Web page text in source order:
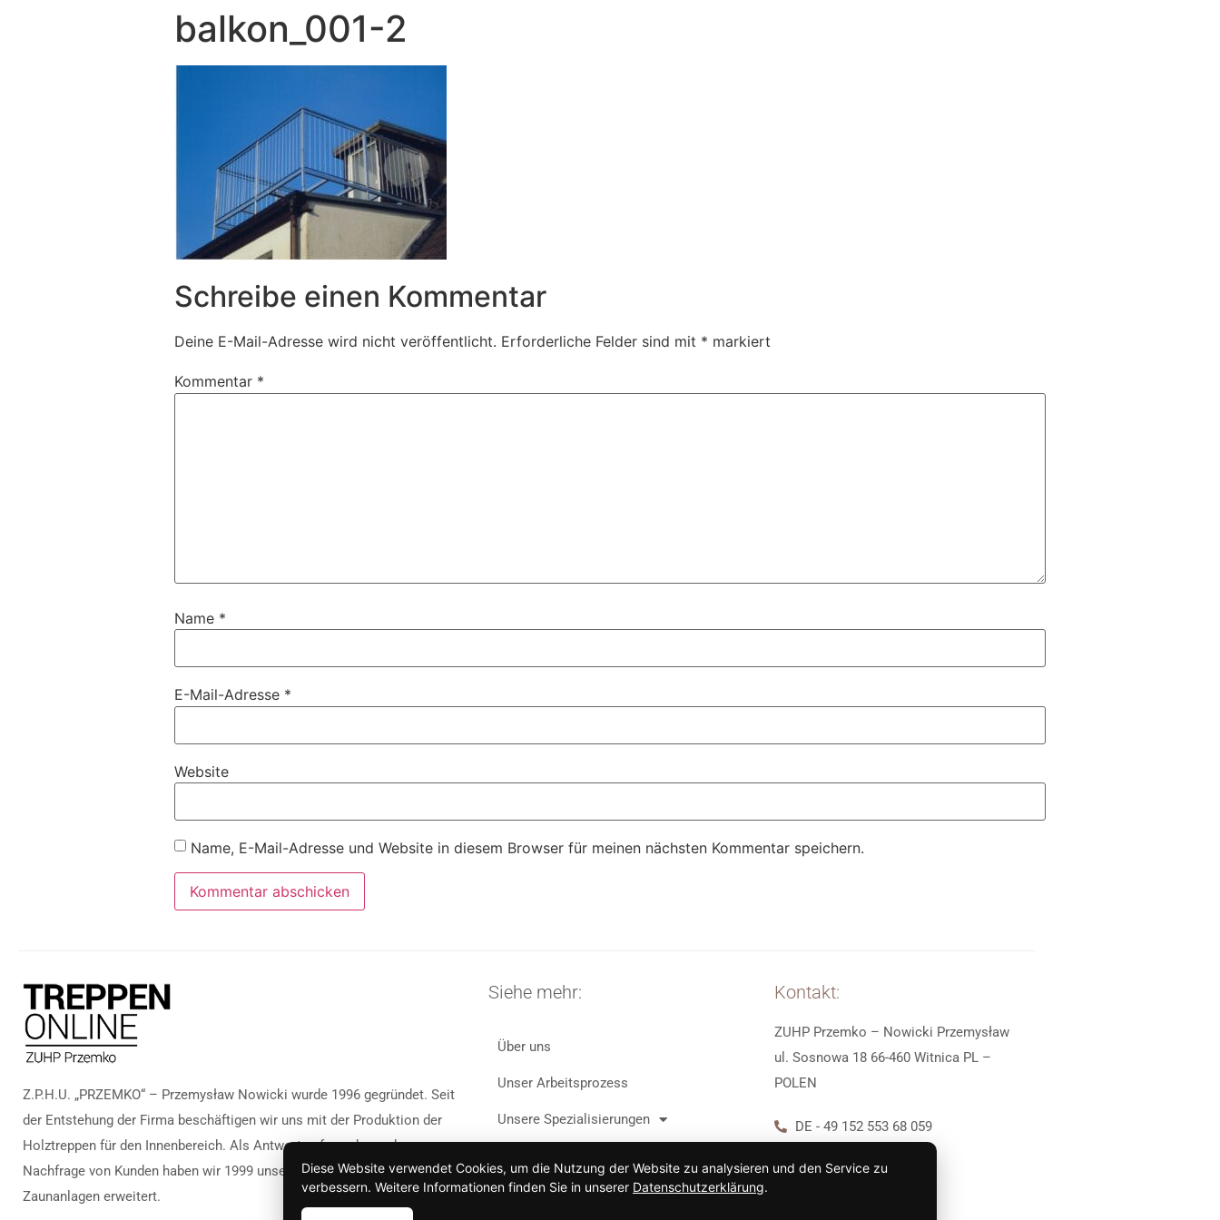
balkon_001-2
Schreibe einen Kommentar
Deine E-Mail-Adresse wird nicht veröffentlicht. Erforderliche Felder sind mit * markiert
Kommentar *
Name *
E-Mail-Adresse *
Website
Name, E-Mail-Adresse und Website in diesem Browser für meinen nächsten Kommentar speichern.
Z.P.H.U. „PRZEMKO“ – Przemysław Nowicki wurde 1996 gegründet. Seit
der Entstehung der Firma beschäftigen wir uns mit der Produktion der
Holztreppen für den Innenbereich. Als Antwort auf zunehmende
Nachfrage von Kunden haben wir 1999 unsere Produktpalette um
Zaunanlagen erweitert.
Siehe mehr:
Über uns
Unser Arbeitsprozess
Unsere Spezialisierungen
Kostenloses Angebot
Kontakt:
ZUHP Przemko – Nowicki Przemysław
ul. Sosnowa 18 66-460 Witnica PL –
POLEN
DE - 49 152 553 68 059
PL - 607 234 496
Diese Website verwendet Cookies, um die Nutzung der Website zu analysieren und den Service zu
verbessern. Weitere Informationen finden Sie in unserer Datenschutzerklärung.